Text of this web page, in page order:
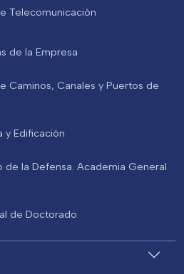
Telecomunicación
de la Empresa
Caminos, Canales y Puertos de
y Edificación
de la Defensa. Academia General
de Doctorado